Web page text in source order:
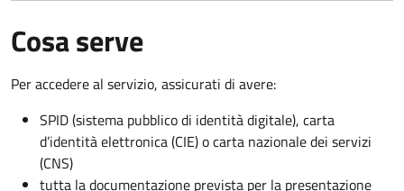
Cosa serve
Per accedere al servizio, assicurati di avere:
SPID (sistema pubblico di identità digitale), carta
d’identità elettronica (CIE) o carta nazionale dei servizi
(CNS)
tutta la documentazione prevista per la presentazione